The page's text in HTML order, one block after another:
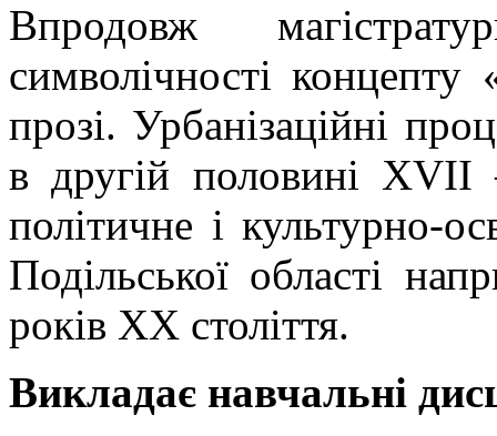
Впродовж
символічності концепту
прозі. Урбанізаційні
в другій половині XVII
політичне і культурно-
Подільської області
років ХХ століття.
Викладає навчальні